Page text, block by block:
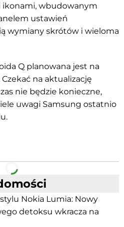
wbudowanym
ustawień
wymiany skrótów i wieloma
Q planowana jest na
na aktualizację
nie będzie konieczne,
uwagi Samsung ostatnio
Telegram
Nokia Lumia: Nowy
detoksu wkracza na